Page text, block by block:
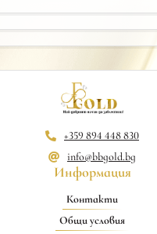
+359 894 448 830
info@bbgold.bg
Информация
Контакти
Общи условия